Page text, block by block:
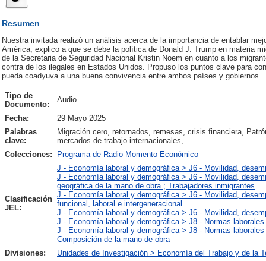
Resumen
Nuestra invitada realizó un análisis acerca de la importancia de entablar
América, explico a que se debe la política de Donald J. Trump en materia
de la Secretaria de Seguridad Nacional Kristin Noem en cuanto a los
contra de los ilegales en Estados Unidos. Propuso los puntos clave para
pueda coadyuva a una buena convivencia entre ambos países y gobiernos.
Tipo de
Documento:
Audio
Fecha:
29 Mayo 2025
Palabras
clave:
Migración cero, retornados, remesas, crisis financiera,
mercados de trabajo internacionales,
Colecciones:
Programa de Radio Momento Económico
Clasificación
JEL:
J - Economía laboral y demográfica > J6 - Movilidad,
J - Economía laboral y demográfica > J6 - Movilidad,
geográfica de la mano de obra ; Trabajadores inmigrantes
J - Economía laboral y demográfica > J6 - Movilidad,
funcional, laboral e intergeneracional
J - Economía laboral y demográfica > J6 - Movilidad,
J - Economía laboral y demográfica > J8 - Normas
J - Economía laboral y demográfica > J8 - Normas
Composición de la mano de obra
Divisiones:
Unidades de Investigación > Economía del Trabajo y de la